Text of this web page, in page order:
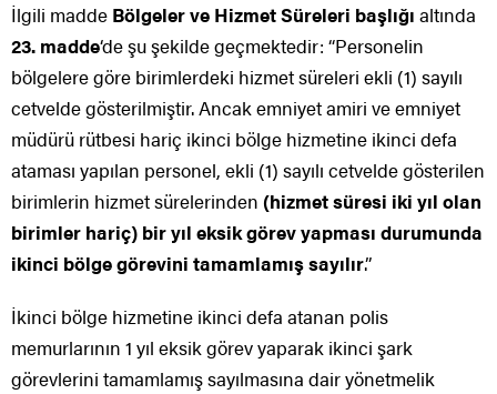
İlgili madde Bölgeler ve Hizmet Süreleri başlığı altında
23. madde‘de şu şekilde geçmektedir: “Personelin
bölgelere göre birimlerdeki hizmet süreleri ekli (1) sayılı
cetvelde gösterilmiştir. Ancak emniyet amiri ve emniyet
müdürü rütbesi hariç ikinci bölge hizmetine ikinci defa
ataması yapılan personel, ekli (1) sayılı cetvelde gösterilen
birimlerin hizmet sürelerinden (hizmet süresi iki yıl olan
birimler hariç) bir yıl eksik görev yapması durumunda
ikinci bölge görevini tamamlamış sayılır.”
İkinci bölge hizmetine ikinci defa atanan polis
memurlarının 1 yıl eksik görev yaparak ikinci şark
görevlerini tamamlamış sayılmasına dair yönetmelik